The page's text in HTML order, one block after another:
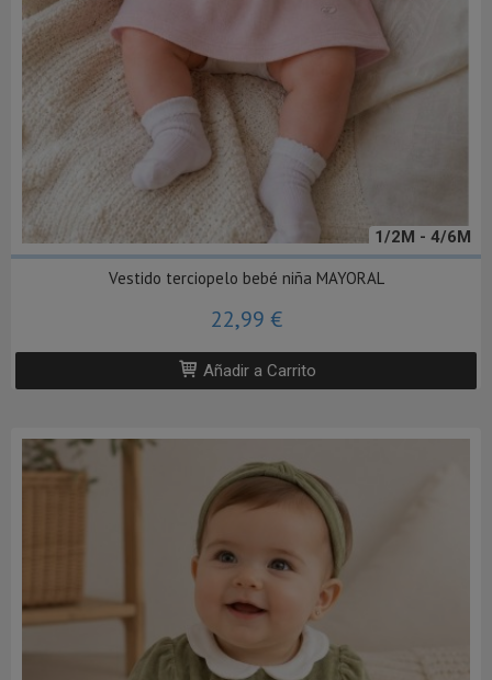
1/2M - 4/6M
Vestido terciopelo bebé niña MAYORAL
22,99 €
Añadir a Carrito